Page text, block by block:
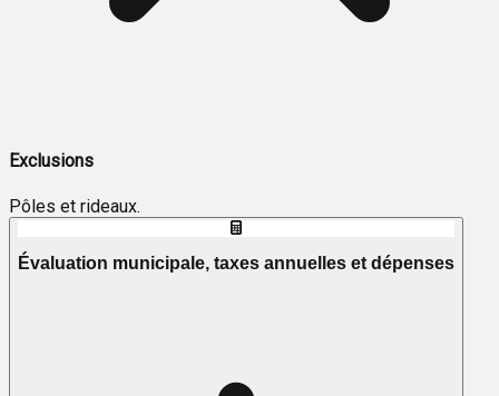
Exclusions
Pôles et rideaux.
Évaluation municipale, taxes annuelles et dépenses